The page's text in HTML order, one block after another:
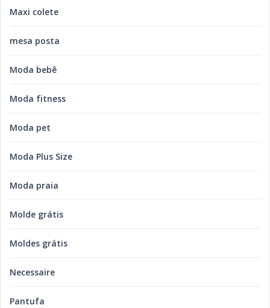
Maxi colete
mesa posta
Moda bebê
Moda fitness
Moda pet
Moda Plus Size
Moda praia
Molde grátis
Moldes grátis
Necessaire
Pantufa